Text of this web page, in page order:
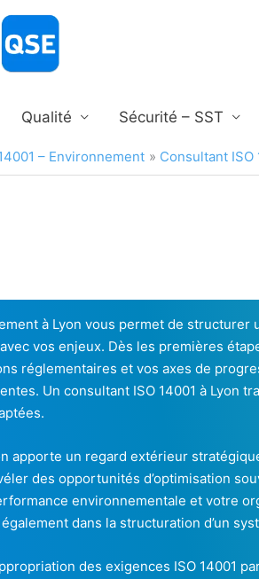
Qualité Sécurité – SST
– Environnement Consultant
à Lyon vous permet de structurer
vos enjeux. Dès les premières
réglementaires et vos axes de
Un consultant ISO 14001 à Lyon
apporte un regard extérieur
des opportunités d’optimisation
environnementale et votre
dans la structuration d’un
des exigences ISO 14001